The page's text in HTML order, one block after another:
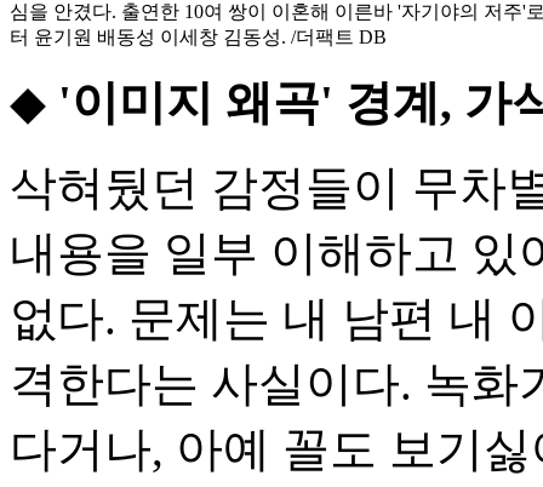
심을 안겼다. 출연한 10여 쌍이 이혼해 이른바 '자기야의 저주'
터 윤기원 배동성 이세창 김동성. /더팩트 DB
◆ '이미지 왜곡' 경계, 가
삭혀뒀던 감정들이 무차
내용을 일부 이해하고 있
없다. 문제는 내 남편 내
격한다는 사실이다. 녹화
다거나, 아예 꼴도 보기